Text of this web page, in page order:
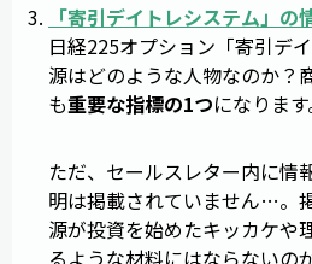
「寄引デイトレシステム 」の
日経225オプション「寄引デ
源はどのような人物なのか？
も重要な指標の1つになります
ただ、セールスレター内に情
明は掲載されていません…。
源が投資を始めたキッカケや
るような材料にはならないの